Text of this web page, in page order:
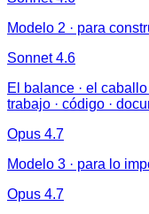
Modelo 2 · para
Sonnet 4.6
El balance · el
trabajo · código ·
Opus 4.7
Modelo 3 · para lo
Opus 4.7